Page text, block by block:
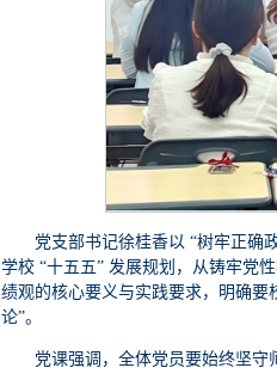
党支部书记徐桂香以 “树牢正确
学校 “十五五” 发展规划，从铸牢党
绩观的核心要义与实践要求，明确要
论”。
党课强调，全体党员要始终坚